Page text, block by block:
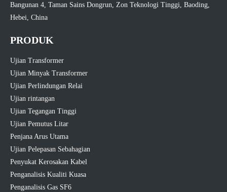
Bangunan 4, Taman Sains Dongrun, Zon Teknologi Tinggi, Baoding,
Hebei, China
PRODUK
Ujian Transformer
Ujian Minyak Transformer
Ujian Perlindungan Relai
Ujian rintangan
Ujian Tegangan Tinggi
Ujian Pemutus Litar
Penjana Arus Utama
Ujian Pelepasan Sebahagian
Penyukat Kerosakan Kabel
Penganalisis Kualiti Kuasa
Penganalisis Gas SF6